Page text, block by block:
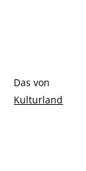
Das von
Kulturland